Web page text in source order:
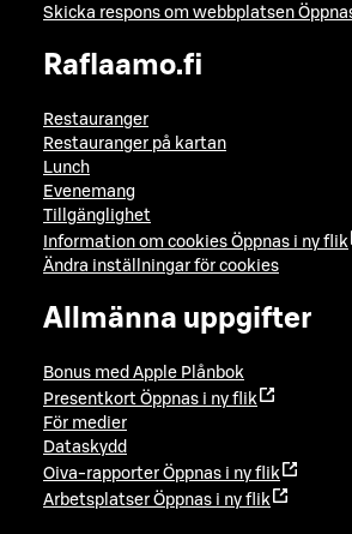
Skicka respons om webbplatsen
Raflaamo.fi
Restauranger
Restauranger på kartan
Lunch
Evenemang
Tillgänglighet
Information om cookies Öppnas i ny flik
Ändra inställningar för cookies
Allmänna uppgifter
Bonus med Apple Plånbok
Presentkort Öppnas i ny flik
För medier
Dataskydd
Oiva-rapporter Öppnas i ny flik
Arbetsplatser Öppnas i ny flik